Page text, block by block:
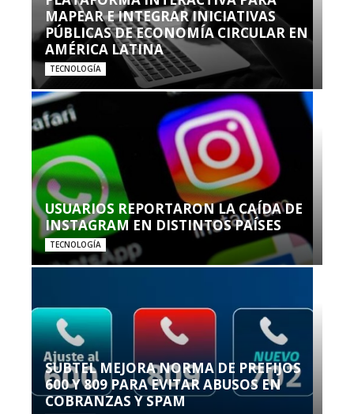
MAPEAR E INTEGRAR INICIATIVAS
PÚBLICAS DE ECONOMÍA CIRCULAR EN
AMÉRICA LATINA
TECNOLOGÍA
USUARIOS REPORTARON LA CAÍDA DE
INSTAGRAM EN DISTINTOS PAÍSES
TECNOLOGÍA
SUBTEL MEJORA NORMA DE PREFIJOS
600 Y 809 PARA EVITAR ABUSOS EN
COBRANZAS Y SPAM